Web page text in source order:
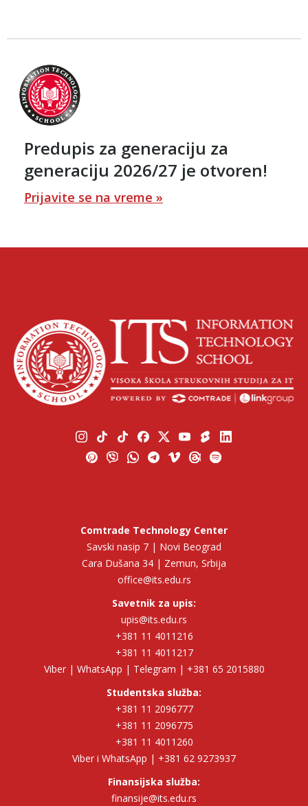
Predupis za generaciju za
generaciju 2026/27 je otvoren!
Prijavite se na vreme »
Comtrade Technology Center
Savski nasip 7 | Novi Beograd
Cara Dušana 34 | Zemun, Srbija
office@its.edu.rs
Savetnik za upis:
upis@its.edu.rs
+381 11 4011216
+381 11 4011217
Viber | WhatsApp | Telegram | +381 65 2015880
Studentska služba:
+381 11 2096777
+381 11 2096775
+381 11 4011260
Viber i WhatsApp | +381 62 9273937
Finansijska služba:
finansije@its.edu.rs